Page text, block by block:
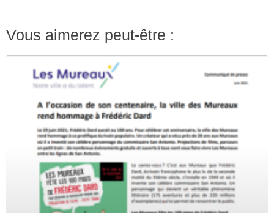
Vous aimerez peut-être :